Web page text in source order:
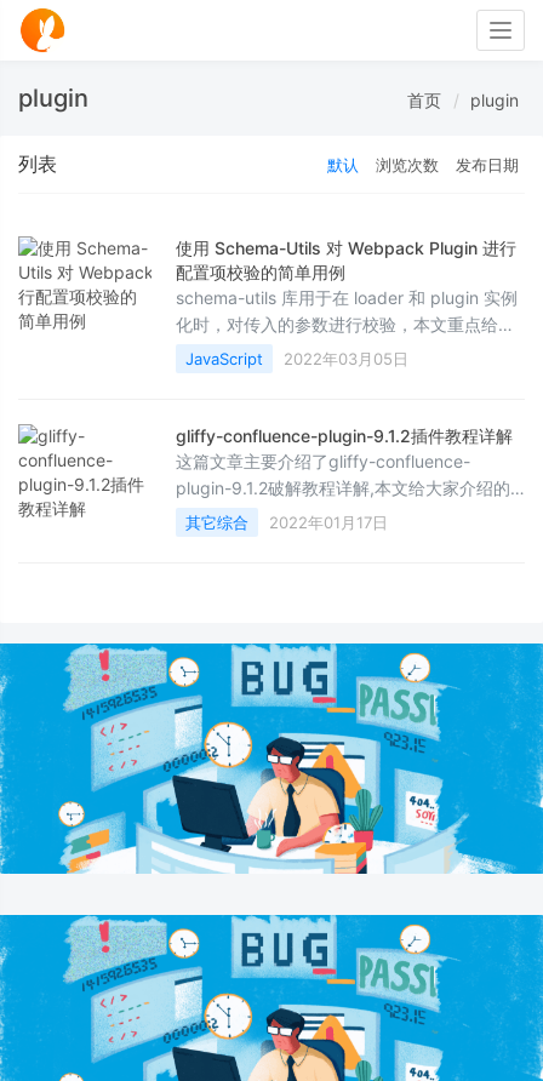
plugin 首页 plugin
列表 默认 浏览次数 发布日期
使用 Schema-Utils 对 Webpack Plugin 进行
配置项校验的简单用例
schema-utils 库用于在 loader 和 plugin 实例
化时，对传入的参数进行校验，本文重点给大
家介绍使用 Schema-
Utils 对 Webpack Plugin 进行配置项校验的用
JavaScript 2022年03月05日
gliffy-confluence-plugin-9.1.2插件教程详解
这篇文章主要介绍了gliffy-confluence-
plugin-9.1.2破解教程详解,本文给大家介绍的
非常详细，对大家的学习或工作具有一定的参
考借鉴价值，需要的朋友可以参考下
其它综合 2022年01月17日